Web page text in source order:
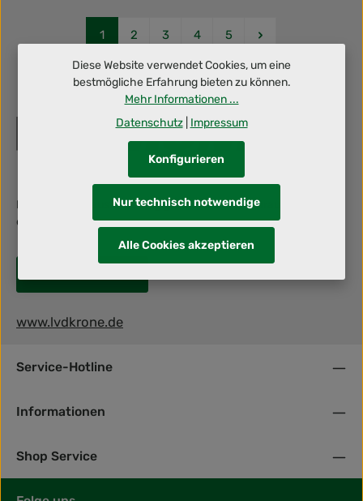
Seite
1 Seite
2 Seite
3 Seite
4 Seite
5
Berufliche Herausforderung gesucht? Dann schraub' mit uns an
deiner Zukunft!
www.lvdkrone.de
Service-Hotline
Informationen
Shop Service
Diese Website verwendet Cookies, um eine
bestmögliche Erfahrung bieten zu können.
Mehr Informationen ...
Datenschutz| Impressum
Nur technisch notwendige
Konfigurieren
Alle Cookies akzeptieren